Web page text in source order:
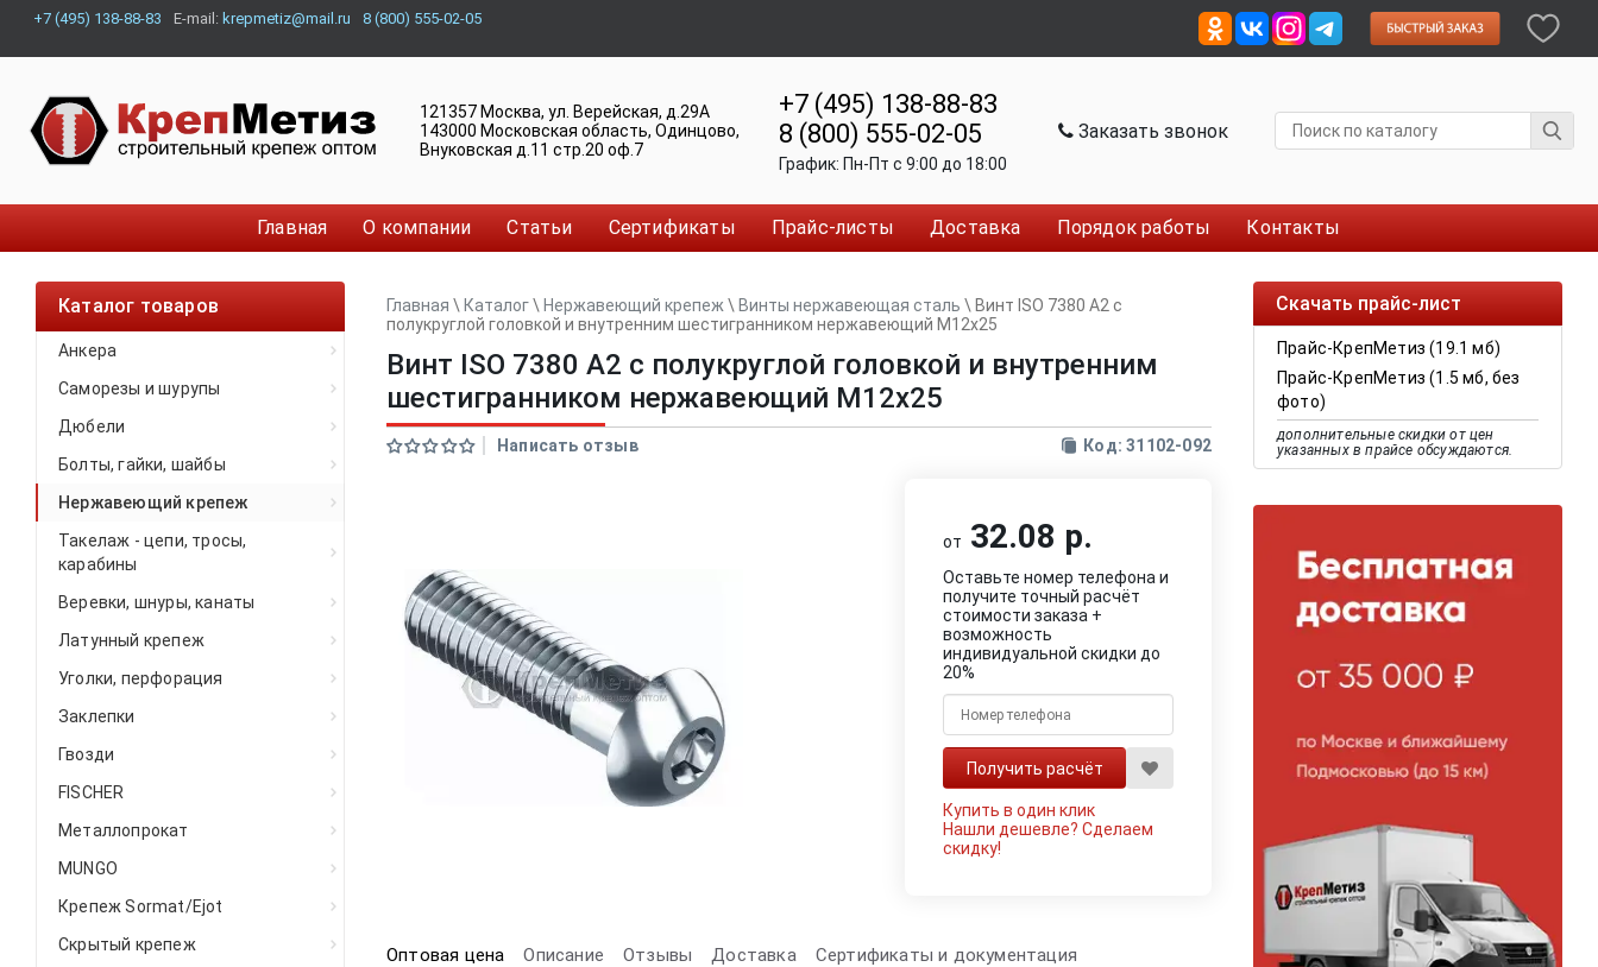
+7 (495) 138-88-83 E-mail: krepmetiz@mail.ru 8 (800) 555-02-05
121357 Москва, ул. Верейская, д.29А
143000 Московская область, Одинцово,
Внуковская д.11 стр.20 оф.7
+7 (495) 138-88-83
8 (800) 555-02-05
График: Пн-Пт c 9:00 до 18:00
Заказать звонок
Главная О компании Статьи Сертификаты Прайс-листы Доставка Порядок работы Контакты
Каталог товаров
Анкера
Саморезы и шурупы
Дюбели
Болты, гайки, шайбы
Нержавеющий крепеж
Такелаж - цепи, тросы,
карабины
Веревки, шнуры, канаты
Латунный крепеж
Уголки, перфорация
Заклепки
Гвозди
FISCHER
Металлопрокат
MUNGO
Крепеж Sormat/Ejot
Скрытый крепеж
Скачать прайс-лист
Прайс-КрепМетиз (19.1 мб)
Прайс-КрепМетиз (1.5 мб, без
фото)
дополнительные скидки от цен
указанных в прайсе обсуждаются.
Главная \ Каталог\ Нержавеющий крепеж \ Винты нержавеющая сталь \ Винт ISO 7380 A2 с
полукруглой головкой и внутренним шестигранником нержавеющий M12x25
Винт ISO 7380 A2 с полукруглой головкой и внутренним
шестигранником нержавеющий M12x25
Написать отзыв Код: 31102-092
от 32.08 р.
Оставьте номер телефона и
получите точный расчёт
стоимости заказа +
возможность
индивидуальной скидки до
20%
Купить в один клик
Нашли дешевле?Сделаем
скидку!
Оптовая цена Описание Отзывы Доставка Сертификаты и документация